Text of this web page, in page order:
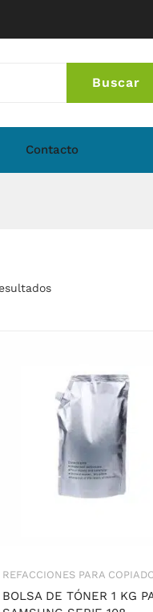
Buscar
Contacto
REFACCIONES PARA
BOLSA DE TÓNER 1 KG